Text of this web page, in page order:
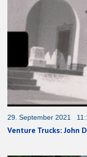
29. September 2021
Venture Trucks: John